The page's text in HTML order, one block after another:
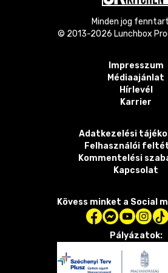
Minden jog
© 2013-2026 Lunchbox
Impresszum
Médiaajánlat
Hírlevél
Karrier
Adatkezelési
Felhasználói
Kommentelési
Kapcsolat
Kövess minket a Social
Pályázatok: